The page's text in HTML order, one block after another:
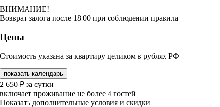
ВНИМАНИЕ!
Возврат залога после 18:00 при соблюдении правила
Цены
Стоимость указана за квартиру целиком в рублях РФ
показать календарь
2 650 ₽ за сутки
включает проживание не более 4 гостей
Показать дополнительные условия и скидки